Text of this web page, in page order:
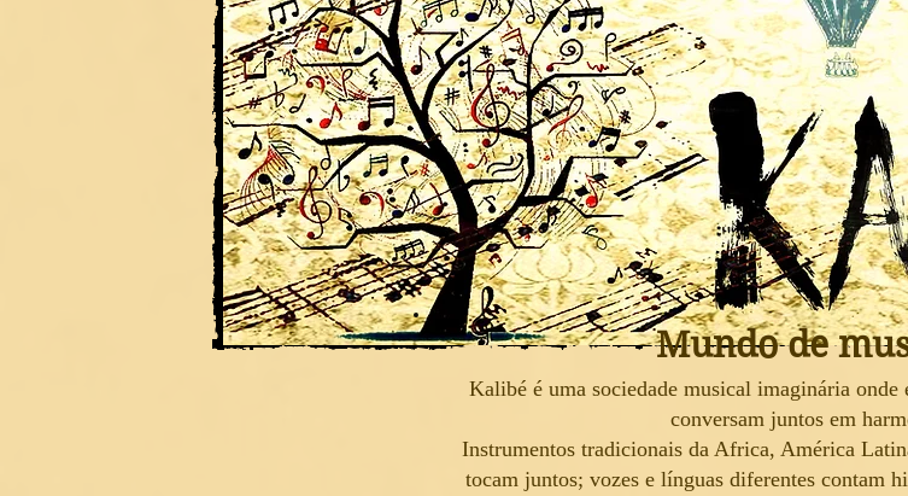
Mundo de
Kalibé é uma sociedade musical imaginária onde
conversam juntos em
Instrumentos tradicionais da Africa, América
tocam juntos; vozes e línguas diferentes contam